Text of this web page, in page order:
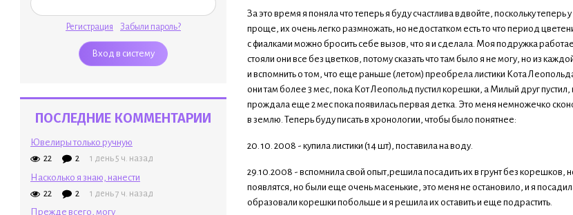
Регистрация Забыли пароль?
ПОСЛЕДНИЕ КОММЕНТАРИИ
Ювелиры только ручную
22 2 1 день 5 ч. назад
Насколько я знаю, нанести
22 2 1 день 7 ч. назад
Прежде всего, могу
За это время я поняла что теперь я буду счастлива вдвойте, поскольку
проще, их очень легко размножать, но недостатком есть то что период
с фиалками можно бросить себе вызов, что я и сделала. Моя подружка
стояли они все без цветков, потому сказать что там было я не могу, но из
и вспомнить о том, что еще раньше (летом) преобрела листики Кота
они там более 3 мес, пока Кот Леопольд пустил корешки, а Милый друг
прождала еще 2 мес пока появилась первая детка. Это меня немножечко
в землю. Теперь буду писать в хронологии, чтобы было понятнее:
20. 10. 2008 - купила листики (14 шт), поставила на воду.
29.10.2008 - вспомнила свой опыт,решила посадить их в грунт без корешков,
появлятся, но были еще очень масенькие, это меня не остановило, и я
образовали корешки побольше и я решила их оставить и еще подрастить.